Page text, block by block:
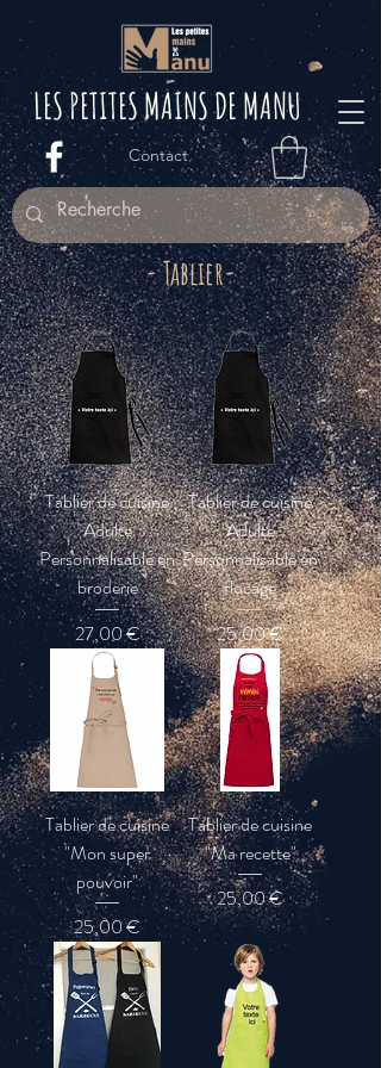
LES PETITES MAINS DE MANU
Contact
- Tablier-
Tablier de cuisine
Adulte
Personnalisable en
broderie
Prix
27,00 €
Tablier de cuisine
Adulte
Personnalisable en
flocage
Prix
25,00 €
Tablier de cuisine
"Mon super
pouvoir"
Prix
25,00 €
Tablier de cuisine
"Ma recette"
Prix
25,00 €